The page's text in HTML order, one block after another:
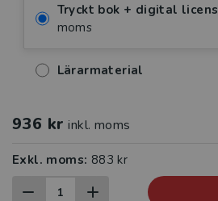
Tryckt bok + digital licens
moms
Lärarmaterial
936 kr inkl. moms
Exkl. moms: 883 kr